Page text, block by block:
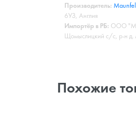
Производитель:
6УЗ, Англия
Импортёр в РБ: ООО
Щомыслицкий с/с, р-н д.
Похожие